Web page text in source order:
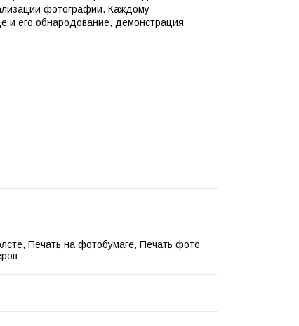
фотографии. Каждому
и его обнародование, демонстрация
Печать на фотобумаге, Печать фото